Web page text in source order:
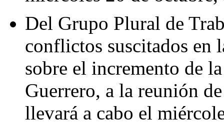
Del Grupo Plural de
conflictos suscitados en
sobre el incremento de
Guerrero, a la reunión
llevará a cabo el